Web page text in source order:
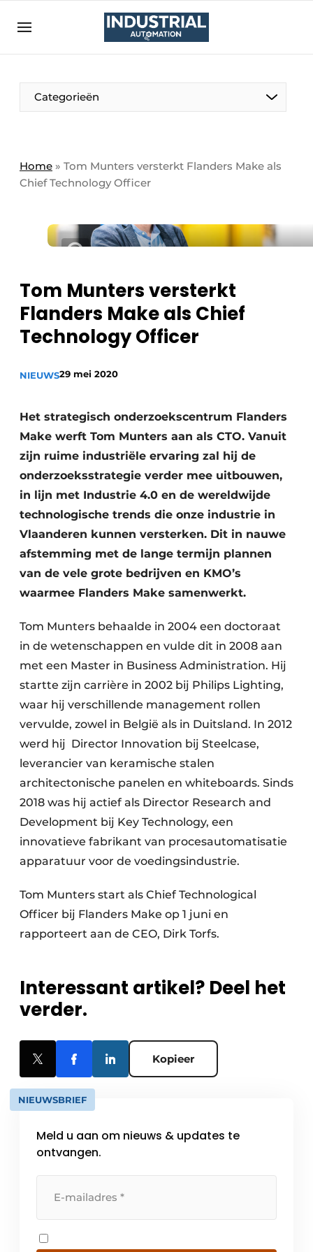
Aanmelden
Bedrijven
Bedrijven
Direct contact
Eigen content aanleveren
Home
Meest gelezen
Nieuwsbrief
Podcasts
Privacy / Cookie statement
Vacature aanmelden
Video’s
Categorieën
Home » Tom Munters versterkt Flanders Make als
Chief Technology Officer
Tom Munters versterkt
Flanders Make als Chief
Technology Officer
NIEUWS29 mei 2020
Het strategisch onderzoekscentrum Flanders
Make werft Tom Munters aan als CTO. Vanuit
zijn ruime industriële ervaring zal hij de
onderzoeksstrategie verder mee uitbouwen,
in lijn met Industrie 4.0 en de wereldwijde
technologische trends die onze industrie in
Vlaanderen kunnen versterken. Dit in nauwe
afstemming met de lange termijn plannen
van de vele grote bedrijven en KMO’s
waarmee Flanders Make samenwerkt.
Tom Munters behaalde in 2004 een doctoraat
in de wetenschappen en vulde dit in 2008 aan
met een Master in Business Administration. Hij
startte zijn carrière in 2002 bij Philips Lighting,
waar hij verschillende management rollen
vervulde, zowel in België als in Duitsland. In 2012
werd hij Director Innovation bij Steelcase,
leverancier van keramische stalen
architectonische panelen en whiteboards. Sinds
2018 was hij actief als Director Research and
Development bij Key Technology, een
innovatieve fabrikant van procesautomatisatie
apparatuur voor de voedingsindustrie.
Tom Munters start als Chief Technological
Officer bij Flanders Make op 1 juni en
rapporteert aan de CEO, Dirk Torfs.
Interessant artikel? Deel het
verder.
Kopieer
NIEUWSBRIEF
Meld u aan om nieuws & updates te
ontvangen.